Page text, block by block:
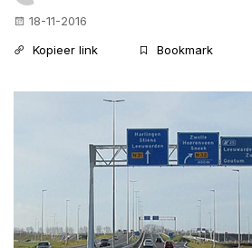
18-11-2016
Kopieer link
Bookmark